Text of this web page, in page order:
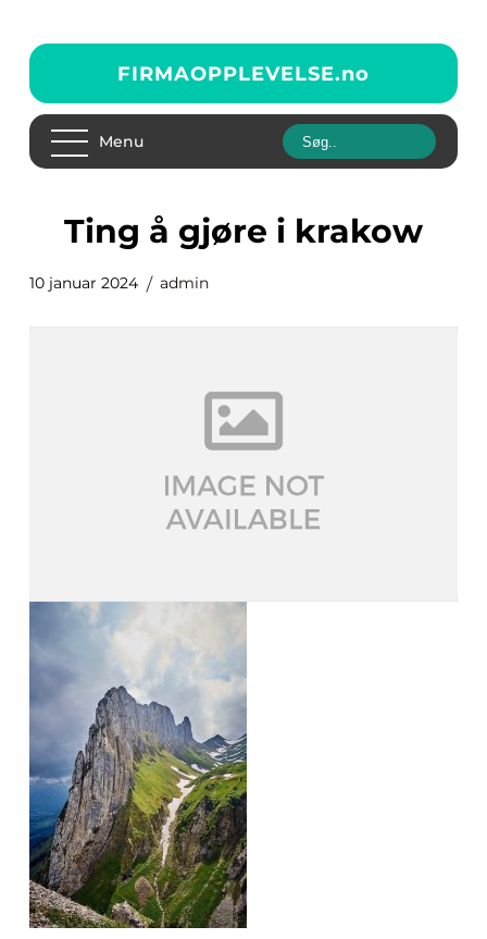
FIRMAOPPLEVELSE.no
Menu
ting å gjøre i krakow
10 januar 2024 admin